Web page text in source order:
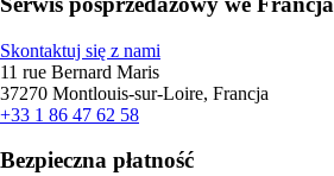
Skontaktuj się z nami
11 rue Bernard Maris
37270 Montlouis-sur-Loire, Francja
+33 1 86 47 62 58
Bezpieczna płatność